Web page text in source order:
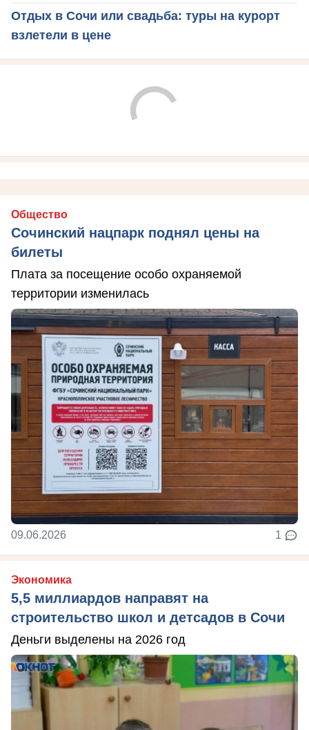
Отдых в Сочи или свадьба: туры на курорт
взлетели в цене
Общество
Сочинский нацпарк поднял цены на
билеты
Плата за посещение особо охраняемой
территории изменилась
09.06.2026 1
Экономика
5,5 миллиардов направят на
строительство школ и детсадов в Сочи
Деньги выделены на 2026 год